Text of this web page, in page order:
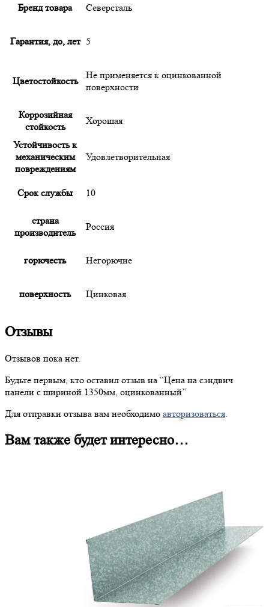
Бренд товара Северсталь
Гарантия, до, лет 5
Цветостойкость
Не применяется к оцинкованной
поверхности
Коррозийная
стойкость
Хорошая
Устойчивость к
механическим
повреждениям
Удовлетворительная
Срок службы 10
страна
производитель
Россия
горючесть Негорючие
поверхность Цинковая
Отзывы
Отзывов пока нет.
Будьте первым, кто оставил отзыв на “Цена на сэндвич
панели с шириной 1350мм, оцинкованный”
Для отправки отзыва вам необходимо авторизоваться
Вам также будет интересно…